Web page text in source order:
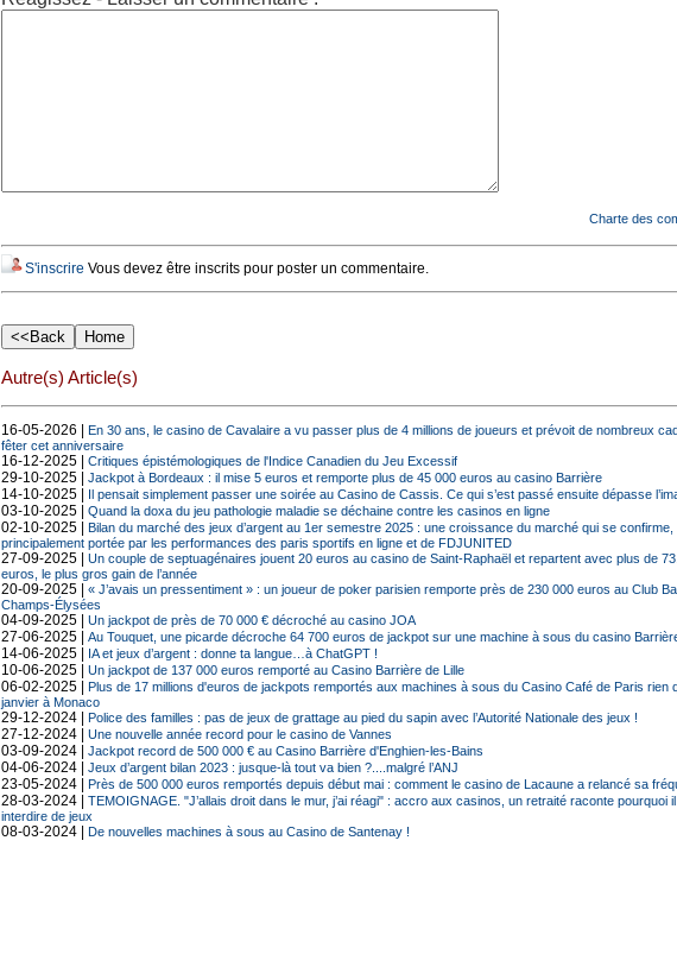
Charte des
S'inscrire Vous devez être inscrits pour poster un commentaire.
Autre(s) Article(s)
16-05-2026 |
En 30 ans, le casino de Cavalaire a vu passer plus de 4 millions de joueurs et prévoit de nombreux
fêter cet anniversaire
16-12-2025 | Critiques épistémologiques de l'Indice Canadien du Jeu Excessif
29-10-2025 | Jackpot à Bordeaux : il mise 5 euros et remporte plus de 45 000 euros au casino Barrière
14-10-2025 | Il pensait simplement passer une soirée au Casino de Cassis. Ce qui s’est passé ensuite dépasse
03-10-2025 | Quand la doxa du jeu pathologie maladie se déchaine contre les casinos en ligne
02-10-2025 |
Bilan du marché des jeux d’argent au 1er semestre 2025 : une croissance du marché qui se confirme,
principalement portée par les performances des paris sportifs en ligne et de FDJUNITED
27-09-2025 |
Un couple de septuagénaires jouent 20 euros au casino de Saint-Raphaël et repartent avec plus de
euros, le plus gros gain de l’année
20-09-2025 |
« J’avais un pressentiment » : un joueur de poker parisien remporte près de 230 000 euros au Club
Champs-Élysées
04-09-2025 | Un jackpot de près de 70 000 € décroché au casino JOA
27-06-2025 | Au Touquet, une picarde décroche 64 700 euros de jackpot sur une machine à sous du casino
14-06-2025 | IA et jeux d’argent : donne ta langue…à ChatGPT !
10-06-2025 | Un jackpot de 137 000 euros remporté au Casino Barrière de Lille
06-02-2025 |
Plus de 17 millions d'euros de jackpots remportés aux machines à sous du Casino Café de Paris rien
janvier à Monaco
29-12-2024 | Police des familles : pas de jeux de grattage au pied du sapin avec l’Autorité Nationale des jeux !
27-12-2024 | Une nouvelle année record pour le casino de Vannes
03-09-2024 | Jackpot record de 500 000 € au Casino Barrière d'Enghien-les-Bains
04-06-2024 | Jeux d’argent bilan 2023 : jusque-là tout va bien ?....malgré l’ANJ
23-05-2024 | Près de 500 000 euros remportés depuis début mai : comment le casino de Lacaune a relancé sa
28-03-2024 |
TEMOIGNAGE. "J’allais droit dans le mur, j’ai réagi" : accro aux casinos, un retraité raconte pourquoi
interdire de jeux
08-03-2024 | De nouvelles machines à sous au Casino de Santenay !